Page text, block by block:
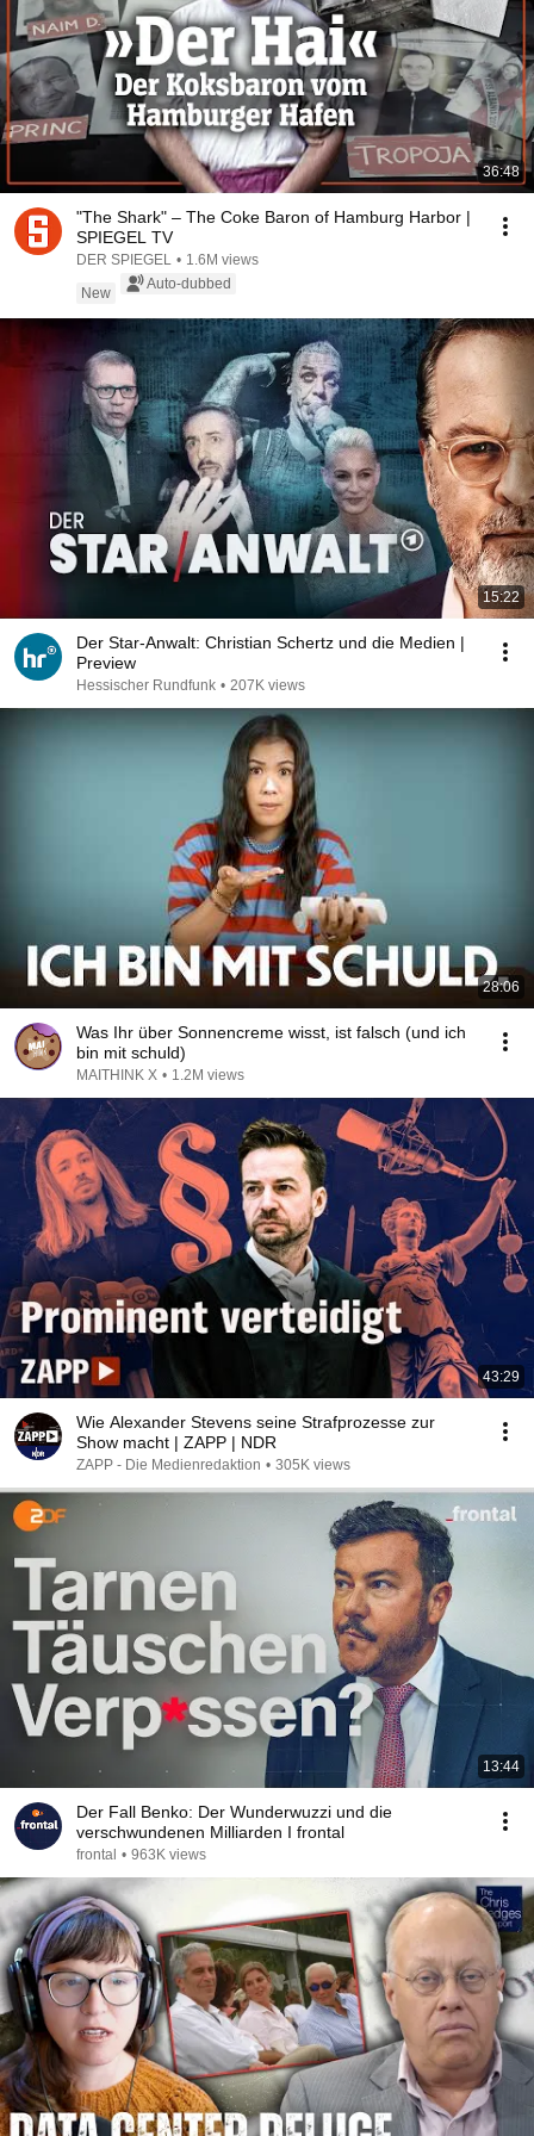
36:48
"The Shark" – The Coke Baron of Hamburg Harbor |
SPIEGEL TV
DER SPIEGEL • 1.6M views
New
Auto-dubbed
15:22
Der Star-Anwalt: Christian Schertz und die Medien |
Preview
Hessischer Rundfunk • 207K views
28:06
Was Ihr über Sonnencreme wisst, ist falsch (und ich
bin mit schuld)
MAITHINK X • 1.2M views
43:29
Wie Alexander Stevens seine Strafprozesse zur
Show macht | ZAPP | NDR
ZAPP - Die Medienredaktion • 305K views
13:44
Der Fall Benko: Der Wunderwuzzi und die
verschwundenen Milliarden I frontal
frontal • 963K views